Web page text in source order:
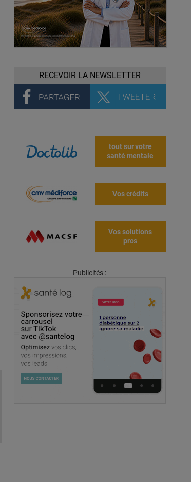
RECEVOIR LA NEWSLETTER
tout sur votre
santé mentale
Vos crédits
Vos solutions
pros
Publicités :